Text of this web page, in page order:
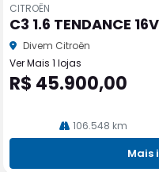
pa
rtil
he
CITROËN
C3 1.6 TENDANCE
Divem Citroën
Ver Mais 1 lojas
R$ 45.900,00
106.548 km
Mais